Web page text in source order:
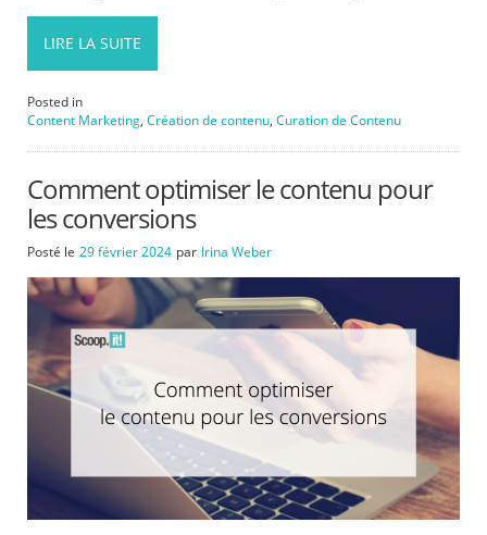
LIRE LA SUITE
Posted in
Content Marketing,Création de contenu,Curation de Contenu
Comment optimiser le contenu pour
les conversions
Posté le 29 février 2024 par Irina Weber